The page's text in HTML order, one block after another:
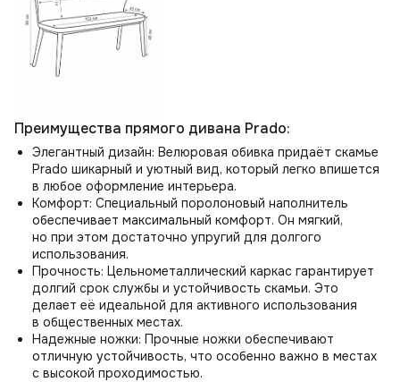
Преимущества прямого дивана Prado:
Элегантный дизайн: Велюровая обивка придаёт скамье
Prado шикарный и уютный вид, который легко впишется
в любое оформление интерьера.
Комфорт: Специальный поролоновый наполнитель
обеспечивает максимальный комфорт. Он мягкий,
но при этом достаточно упругий для долгого
использования.
Прочность: Цельнометаллический каркас гарантирует
долгий срок службы и устойчивость скамьи. Это
делает её идеальной для активного использования
в общественных местах.
Надежные ножки: Прочные ножки обеспечивают
отличную устойчивость, что особенно важно в местах
с высокой проходимостью.